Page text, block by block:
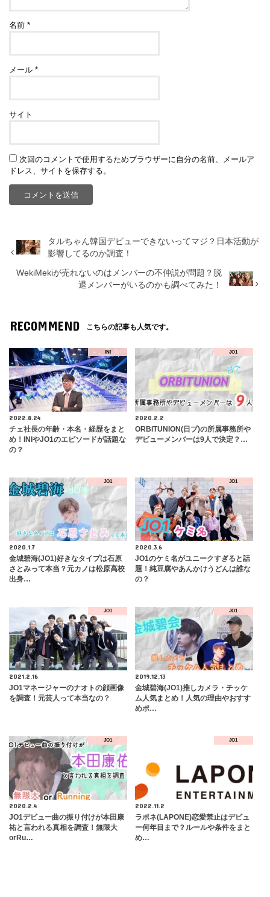
名前*
メール*
サイト
次回のコメントで使用するためブラウザーに自分の名前、メールア
ドレス、サイトを保存する。
タルちゃん韓国デビューできないってマジ？日本活動が
影響してるのか調査！
WekiMekiが売れないのはメンバーの不仲説が問題？脱
退メンバーがいるのかも調べてみた！
RECOMMEND こちらの記事も人気です。
INI
2022.8.24
チェ社長の年齢・本名・経歴をまと
め！INIやJO1のエピソードが話題な
の？
JO1
2020.2.2
ORBITUNION(日プ)の所属事務所や
デビューメンバーは9人で決定？…
JO1
2020.1.7
金城碧海(JO1)好きなタイプは石原
さとみって本当？元カノは松原高校
出身…
JO1
2020.3.6
JO1のケミ名がユニークすぎると話
題！純豆腐やあんかけうどんは誰な
の？
JO1
2021.2.16
JO1マネージャーのナオトの顔画像
を調査！元芸人って本当なの？
JO1
2019.12.13
金城碧海(JO1)推しカメラ・チッケ
ム人気まとめ！人気の理由やおすす
めポ…
JO1
2020.2.4
JO1デビュー曲の振り付けが本田康
祐と言われる真相を調査！無限大
orRu…
JO1
2022.11.2
ラポネ(LAPONE)恋愛禁止はデビュ
ー何年目まで？ルールや条件をまと
め…